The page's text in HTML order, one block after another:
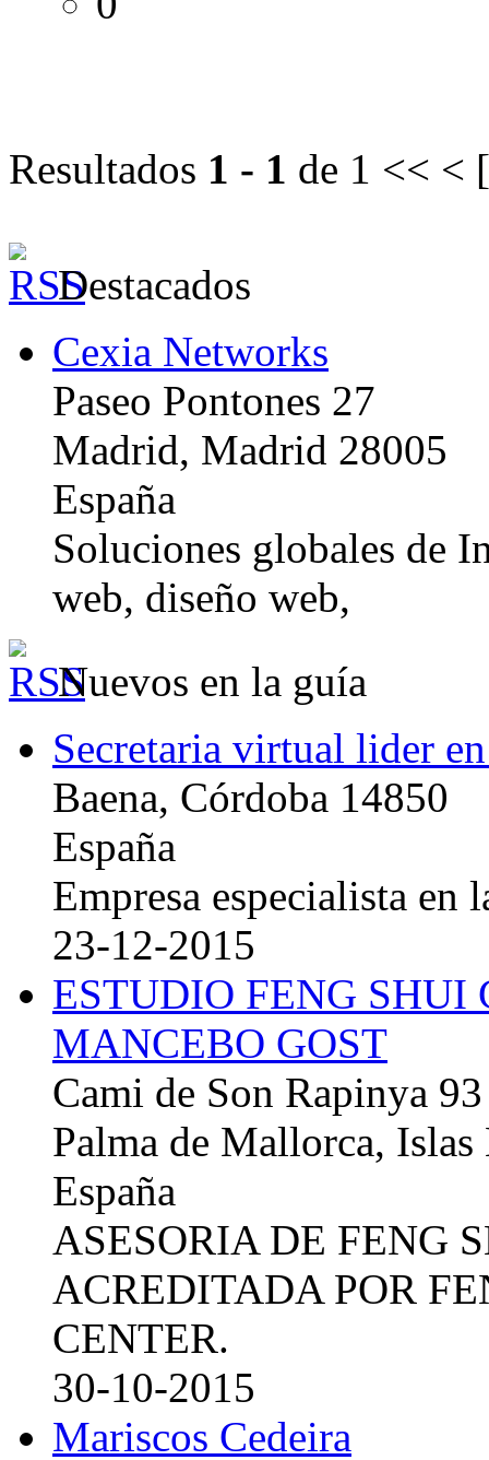
Resultados 1 - 1 de 1 << < [
Destacados
Cexia Networks
Paseo Pontones 27
Madrid, Madrid 28005
España
Soluciones globales de
web, diseño web,
Nuevos en la guía
Secretaria virtual lider
Baena, Córdoba 14850
España
Empresa especialista en
23-12-2015
ESTUDIO FENG
MANCEBO GOST
Cami de Son Rapinya 93
Palma de Mallorca, Islas
España
ASESORIA DE FENG
ACREDITADA POR
CENTER.
30-10-2015
Mariscos Cedeira